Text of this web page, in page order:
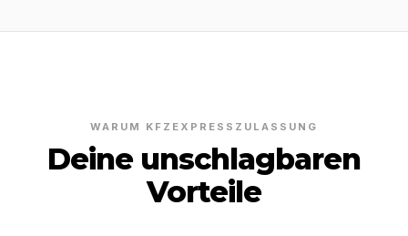
WARUM KFZEXPRESSZULASSUNG
Deine unschlagbaren
Vorteile